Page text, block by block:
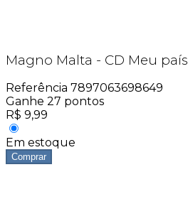
Magno Malta - CD Meu país
Referência 7897063698649
Ganhe 27 pontos
R$ 9,99
Em estoque
Comprar